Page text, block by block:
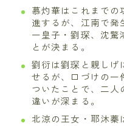
慕灼華はこれまでの
進するが、江南で
一皇子・劉琛、沈驚
とが決まる。
劉衍は劉琛と親しげ
せるが、口づけの一
ついたことで、二
違いが深まる。
北涼の王女・耶沐蓁